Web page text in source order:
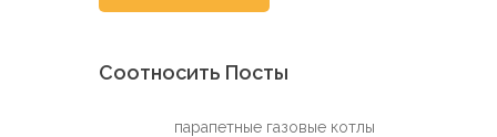
Соотносить Посты
парапетные газовые котлы